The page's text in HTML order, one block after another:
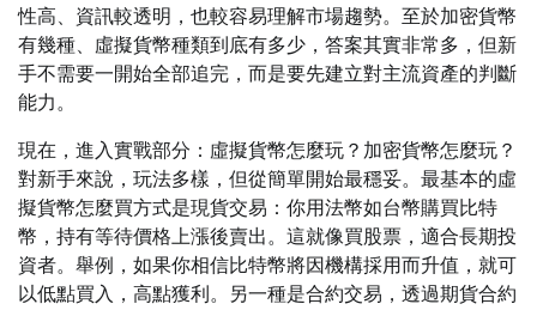
性高、資訊較透明，也較容易理解市場趨勢。至於加密貨幣
有幾種、虛擬貨幣種類到底有多少，答案其實非常多，但新
手不需要一開始全部追完，而是要先建立對主流資產的判斷
能力。
現在，進入實戰部分：虛擬貨幣怎麼玩？加密貨幣怎麼玩？
對新手來說，玩法多樣，但從簡單開始最穩妥。最基本的虛
擬貨幣怎麼買方式是現貨交易：你用法幣如台幣購買比特
幣，持有等待價格上漲後賣出。這就像買股票，適合長期投
資者。舉例，如果你相信比特幣將因機構採用而升值，就可
以低點買入，高點獲利。另一種是合約交易，透過期貨合約